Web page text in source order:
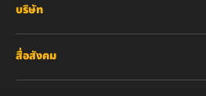
รถยนต์ส่วนบุคคลและรถบรรทุกงานเบา
บริษัท
สื่อสังคม